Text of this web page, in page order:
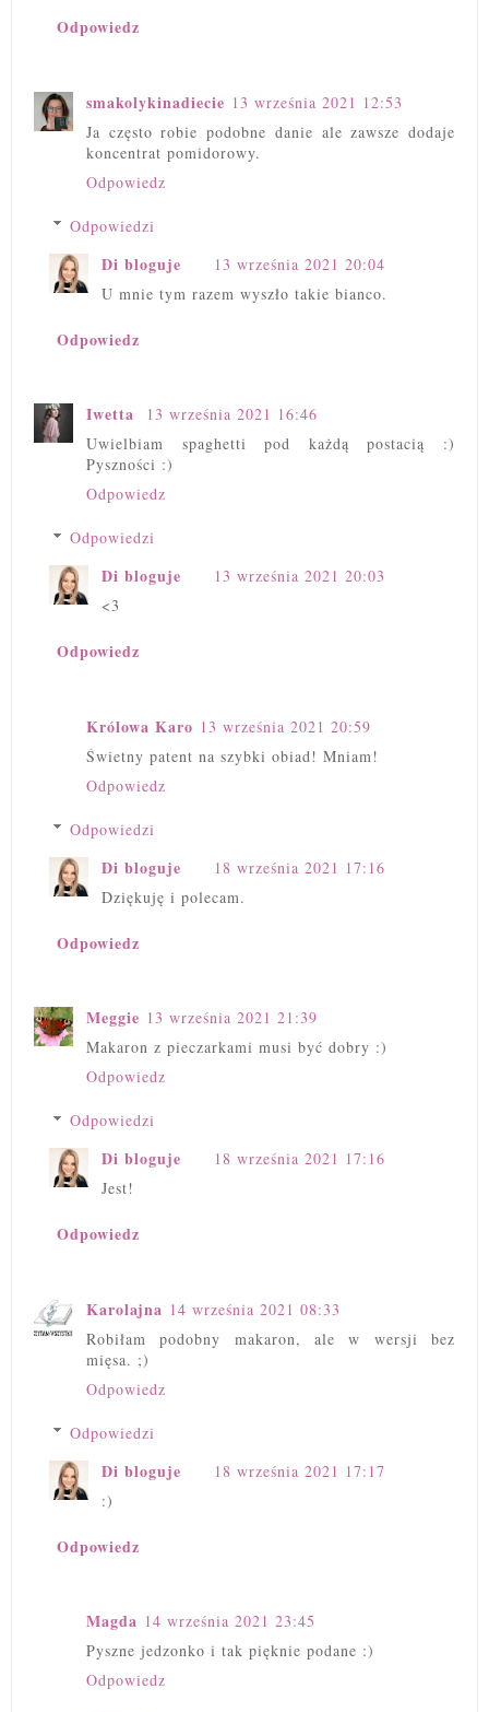
Odpowiedz
smakolykinadiecie 13 września 2021 12:53
Ja często robie podobne danie ale zawsze dodaje
koncentrat pomidorowy.
Odpowiedz
Odpowiedzi
Di bloguje
13 września 2021 20:04
U mnie tym razem wyszło takie bianco.
Odpowiedz
Iwetta
13 września 2021 16:46
Uwielbiam spaghetti pod każdą postacią :)
Pyszności :)
Odpowiedz
Odpowiedzi
Di bloguje
13 września 2021 20:03
<3
Odpowiedz
Królowa Karo 13 września 2021 20:59
Świetny patent na szybki obiad! Mniam!
Odpowiedz
Odpowiedzi
Di bloguje
18 września 2021 17:16
Dziękuję i polecam.
Odpowiedz
Meggie 13 września 2021 21:39
Makaron z pieczarkami musi być dobry :)
Odpowiedz
Odpowiedzi
Di bloguje
18 września 2021 17:16
Jest!
Odpowiedz
Karolajna 14 września 2021 08:33
Robiłam podobny makaron, ale w wersji bez
mięsa. ;)
Odpowiedz
Odpowiedzi
Di bloguje
18 września 2021 17:17
:)
Odpowiedz
Magda 14 września 2021 23:45
Pyszne jedzonko i tak pięknie podane :)
Odpowiedz